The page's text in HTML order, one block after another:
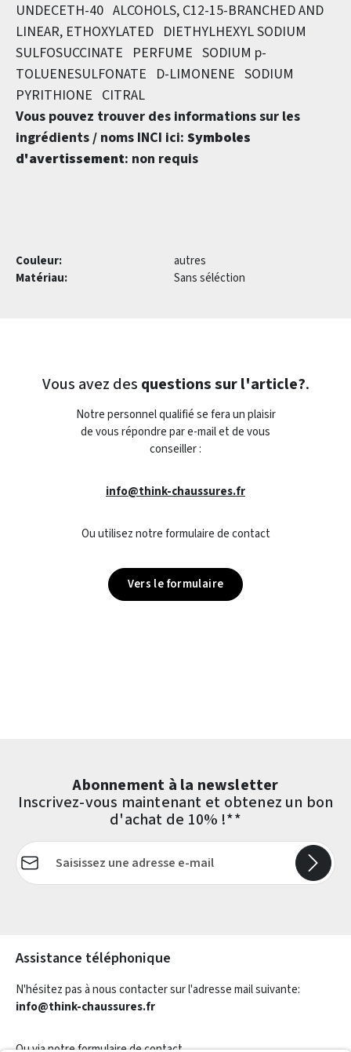
UNDECETH-40 ALCOHOLS, C12-15-BRANCHED AND
LINEAR, ETHOXYLATED DIETHYLHEXYL SODIUM
SULFOSUCCINATE PERFUME SODIUM p-
TOLUENESULFONATE D-LIMONENE SODIUM
PYRITHIONE CITRAL
Vous pouvez trouver des informations sur les
ingrédients / noms INCI ici: Symboles
d'avertissement: non requis
Couleur:
autres
Matériau:
Sans séléction
Vous avez des questions sur l'article?.
Notre personnel qualifié se fera un plaisir
de vous répondre par e-mail et de vous
conseiller :
info@think-chaussures.fr
Ou utilisez notre formulaire de contact
Vers le formulaire
Abonnement à la newsletter
Inscrivez-vous maintenant et obtenez un bon
d'achat de 10% !**
Adresse e-mail*
Assistance téléphonique
N'hésitez pas à nous contacter sur l'adresse mail suivante:
info@think-chaussures.fr